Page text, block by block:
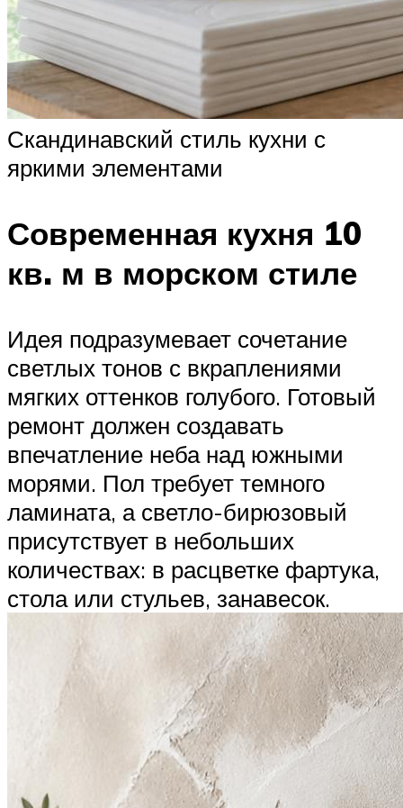
Скандинавский стиль кухни с
яркими элементами
Современная кухня 10
кв. м в морском стиле
Идея подразумевает сочетание
светлых тонов с вкраплениями
мягких оттенков голубого. Готовый
ремонт должен создавать
впечатление неба над южными
морями. Пол требует темного
ламината, а светло-бирюзовый
присутствует в небольших
количествах: в расцветке фартука,
стола или стульев, занавесок.